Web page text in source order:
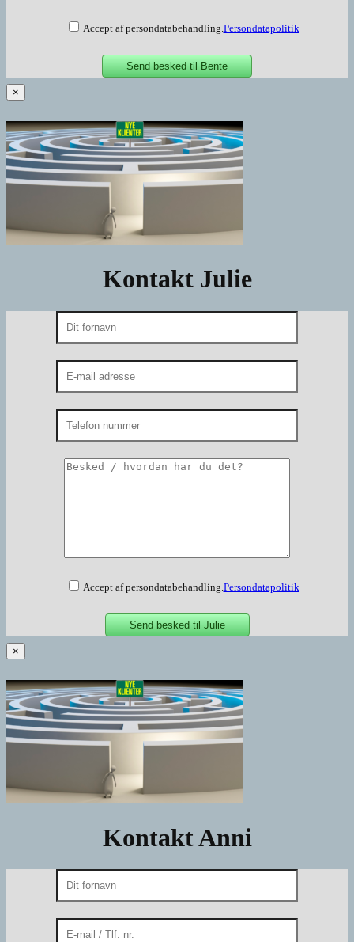
Accept af persondatabehandling. Persondatapolitik
×
Kontakt Julie
Accept af persondatabehandling. Persondatapolitik
×
Kontakt Anni